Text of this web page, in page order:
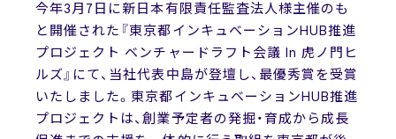
今年3月7日に新日本有限責任監査法人様主催のも
と開催された『東京都インキュベーションHUB推進
プロジェクト ベンチャードラフト会議 In 虎ノ門ヒ
ルズ』にて、当社代表中島が登壇し、最優秀賞を受賞
いたしました。東京都インキュベーションHUB推進
プロジェクトは、創業予定者の発掘・育成から成長